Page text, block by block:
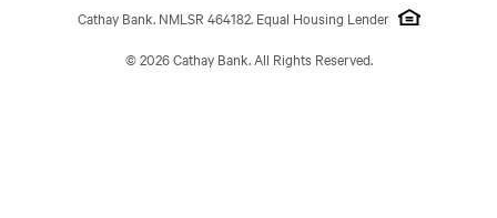
Cathay Bank. NMLSR 464182. Equal Housing Lender
© 2026 Cathay Bank. All Rights Reserved.